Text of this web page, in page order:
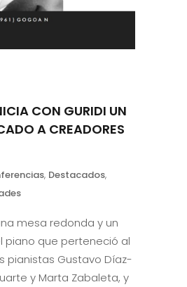
CON GURIDI UN
A CREADORES
, Destacados,
mesa redonda y un
piano que perteneció al
pianistas Gustavo Díaz-
y Marta Zabaleta, y